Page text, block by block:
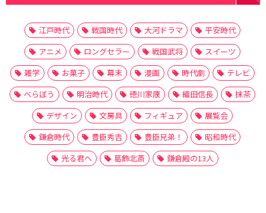
江戸時代 戦国時代 大河ドラマ
平安時代
アニメ
ロングセラー 戦国武将
スイーツ
雑学
お菓子 幕末 漫画 時代劇
テレビ
べらぼう
明治時代 徳川家康 織田信長
抹茶
デザイン
文房具 フィギュア
展覧会
鎌倉時代
豊臣秀吉 豊臣兄弟！
昭和時代
光る君へ
葛飾北斎 鎌倉殿の13人